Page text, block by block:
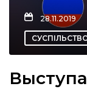
28.11.2019